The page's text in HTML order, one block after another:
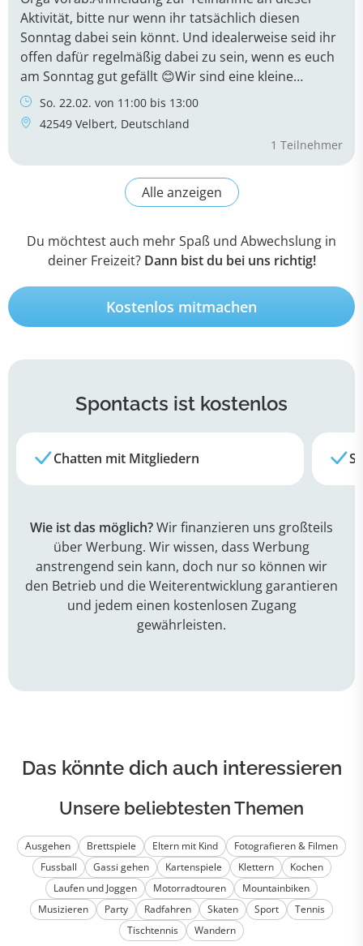
Du möchtest auch mehr Spaß und Abwechslung in
deiner Freizeit? Dann bist du bei uns richtig!
Kostenlos mitmachen
Spontacts ist kostenlos
Chatten mit Mitgliedern
Wie ist das möglich?Wir finanzieren uns großteils
über Werbung. Wir wissen, dass Werbung
anstrengend sein kann, doch nur so können wir
den Betrieb und die Weiterentwicklung garantieren
und jedem einen kostenlosen Zugang
gewährleisten.
Das könnte dich auch interessieren
Unsere beliebtesten Themen
Ausgehen Brettspiele Eltern mit Kind
Fotografieren & Filmen
Fussball
Gassi gehen Kartenspiele Klettern
Kochen
Laufen und Joggen
Motorradtouren
Mountainbiken
Musizieren
Party Radfahren Skaten Sport
Tennis
Tischtennis
Wandern